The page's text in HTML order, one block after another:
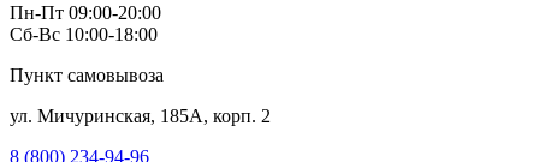
Пн-Пт 09:00-20:00
Сб-Вс 10:00-18:00
Пункт самовывоза
ул. Мичуринская, 185А, корп. 2
8 (800) 234-94-96